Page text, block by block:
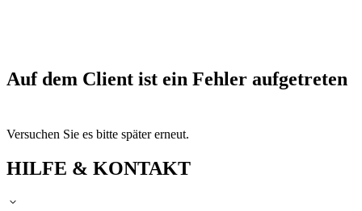
Auf dem Client ist ein Fehler aufgetreten
Versuchen Sie es bitte später erneut.
HILFE & KONTAKT